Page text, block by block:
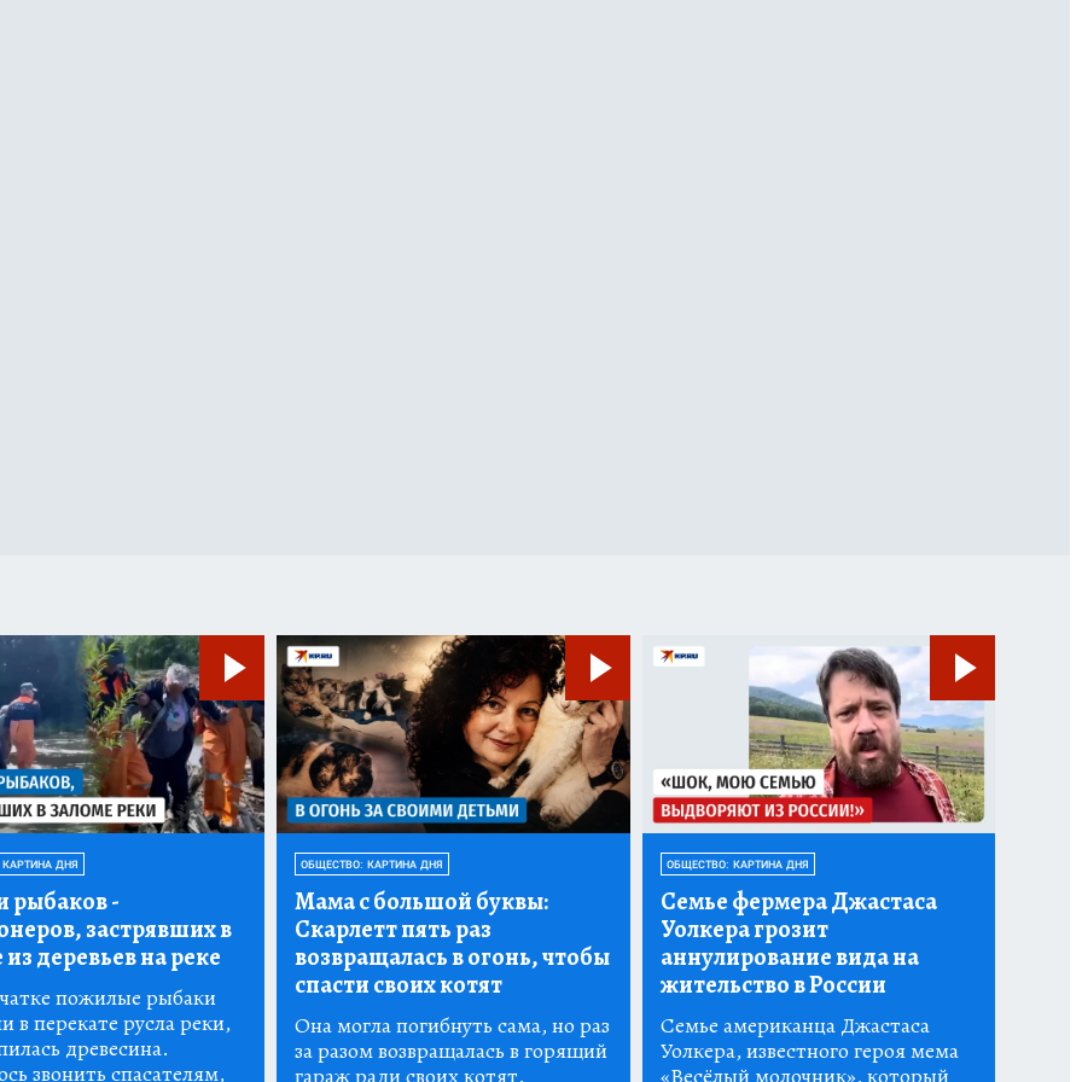
ДНЯ
рыбаков-
застрявших в
из деревьев на реке
пожилые рыбаки
в перекате русла реки,
древесина.
звонить спасателям,
ОБЩЕСТВО: КАРТИНА ДНЯ
Мама с большой буквы:
Скарлетт пять раз
возвращалась в огонь, чтобы
спасти своих котят
Она могла погибнуть сама, но раз
за разом возвращалась в горящий
гараж ради своих котят.
ОБЩЕСТВО: КАРТИНА ДНЯ
Семье фермера Джастаса
Уолкера грозит
аннулирование вида на
жительство в России
Семье американца Джастаса
Уолкера, известного героя мема
«Весёлый молочник», который